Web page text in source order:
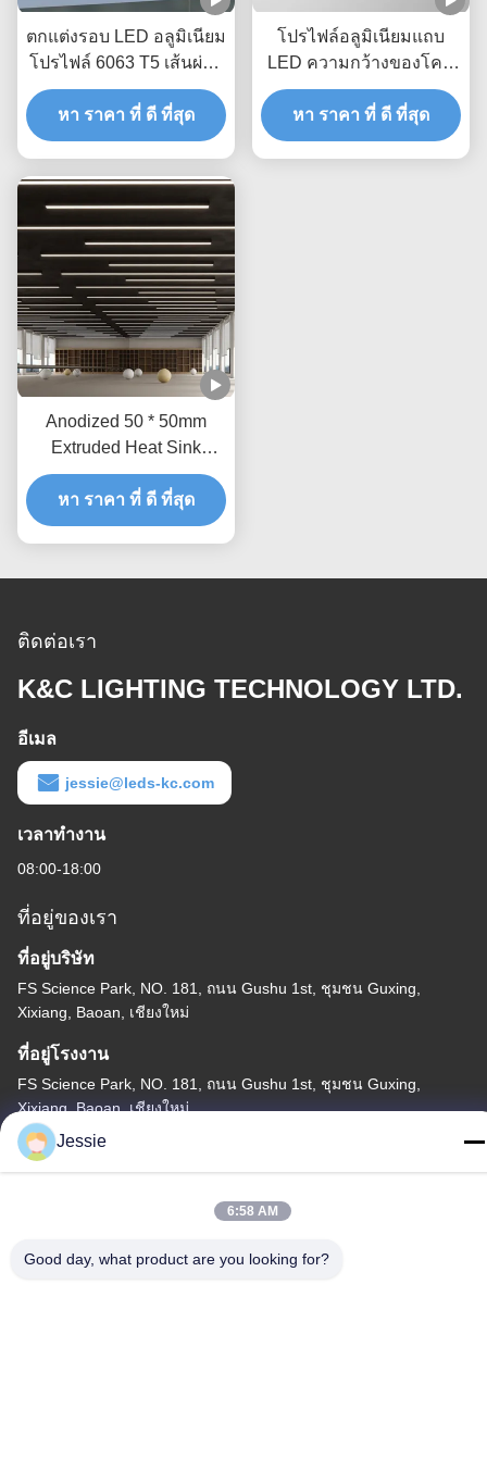
ตกแต่งรอบ LED อลูมิเนียม
โปรไฟล์ 6063 T5 เส้นผ่าน
ศูนย์กลาง 60 มม. PC
Cover
หา ราคา ที่ ดี ที่สุด
โปรไฟล์อลูมิเนียมแถบ
LED ความกว้างของโคม
ไฟหน้าแรก 10 มม. โปร
ไฟล์อลูมิเนียม LED ที่ถูก
ระงับ
หา ราคา ที่ ดี ที่สุด
Anodized 50 * 50mm
Extruded Heat Sink
Profiles สำหรับไฟหลัก
LED
หา ราคา ที่ ดี ที่สุด
ติดต่อเรา
K&C LIGHTING TECHNOLOGY LTD.
อีเมล
jessie@leds-kc.com
เวลาทํางาน
08:00-18:00
ที่อยู่ของเรา
ที่อยู่บริษัท
FS Science Park, NO. 181, ถนน Gushu 1st, ชุมชน Guxing,
Xixiang, Baoan, เชียงใหม่
ที่อยู่โรงงาน
FS Science Park, NO. 181, ถนน Gushu 1st, ชุมชน Guxing,
Xixiang, Baoan, เชียงใหม่
โทร Jessie
6:58 AM
Good day, what product are you looking for?